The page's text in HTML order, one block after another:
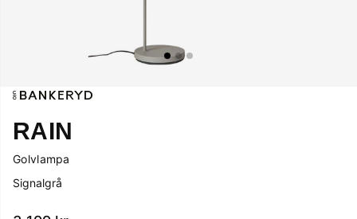
RAIN
Golvlampa
Signalgrå